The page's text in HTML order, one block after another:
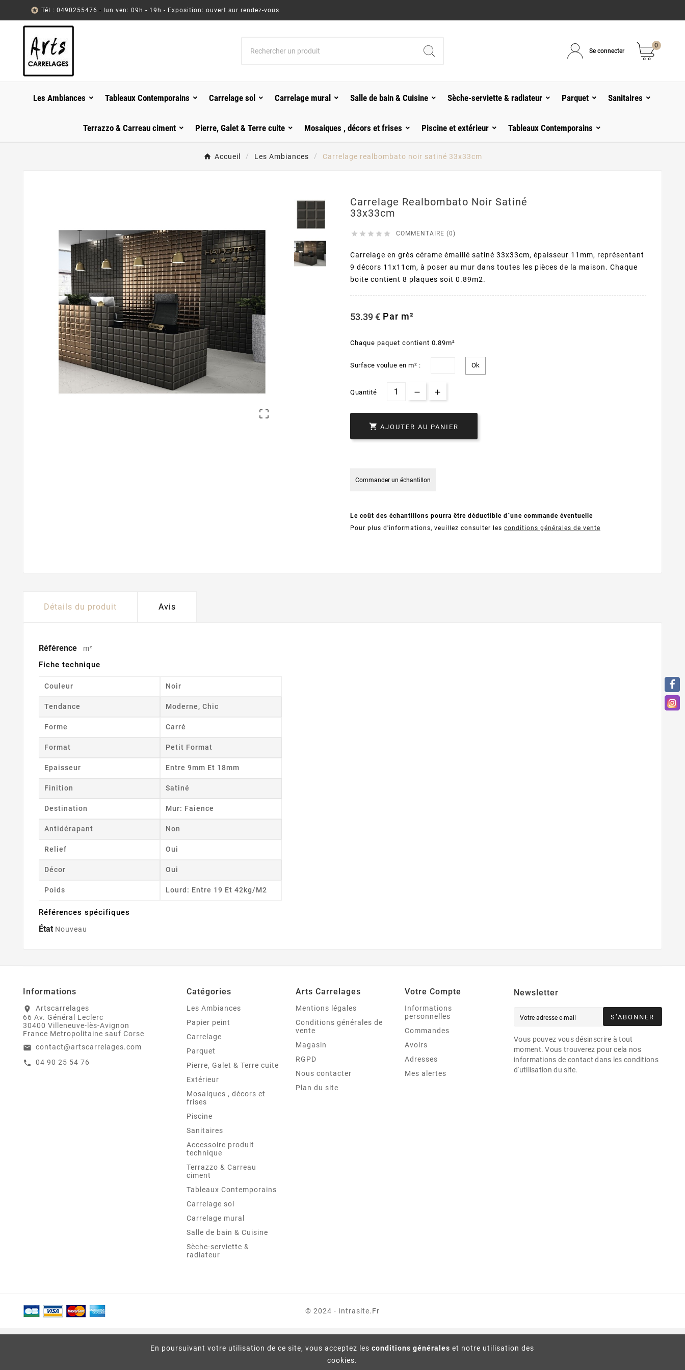
En poursuivant votre utilisation de ce site, vous acceptez lesconditions générales et notre utilisation des
cookies.
 Tél : 0490255476 - lun ven: 09h - 19h - Exposition: ouvert sur rendez-vous
Se connecter
0
Les Ambiances Tableaux Contemporains Carrelage sol Carrelage mural Salle de bain & Cuisine Sèche-serviette & radiateur Parquet Sanitaires
Terrazzo & Carreau ciment Pierre, Galet & Terre cuite Mosaiques , décors et frises Piscine et extérieur Tableaux Contemporains
Accueil Les Ambiances Carrelage realbombato noir satiné 33x33cm

Carrelage Realbombato Noir Satiné
33x33cm
     COMMENTAIRE (0)
Carrelage en grès cérame émaillé satiné 33x33cm, épaisseur 11mm, représentant
9 décors 11x11cm, à poser au mur dans toutes les pièces de la maison. Chaque
boite contient 8 plaques soit 0.89m2.
53.39 € Par m²
Chaque paquet contient 0.89m²
Surface voulue en m² :
Quantité
 AJOUTER AU PANIER
Commander un échantillon
Le coût des échantillons pourra être déductible d´une commande éventuelle
Pour plus d'informations, veuillez consulter les conditions générales de vente
Détails du produit Avis
Référence m²
Fiche technique
Couleur Noir
Tendance Moderne, Chic
Forme Carré
Format Petit Format
Epaisseur Entre 9mm Et 18mm
Finition Satiné
Destination Mur: Faience
Antidérapant Non
Relief Oui
Décor Oui
Poids Lourd: Entre 19 Et 42kg/m2
Références spécifiques
État Nouveau
Informations
location_on
Artscarrelages
66 Av. Général Leclerc
30400 Villeneuve-lès-Avignon
France Metropolitaine sauf Corse
email contact@artscarrelages.com
call 04 90 25 54 76
Catégories
Les Ambiances
Papier peint
Carrelage
Parquet
Pierre, Galet & Terre cuite
Extérieur
Mosaiques , décors et
frises
Piscine
Sanitaires
Accessoire produit
technique
Terrazzo & Carreau
ciment
Tableaux Contemporains
Carrelage sol
Carrelage mural
Salle de bain & Cuisine
Sèche-serviette &
radiateur
Arts Carrelages
Mentions légales
Conditions générales de
vente
Magasin
RGPD
Nous contacter
Plan du site
Votre Compte
Informations
personnelles
Commandes
Avoirs
Adresses
Mes alertes
Newsletter
S’ABONNER
Vous pouvez vous désinscrire à tout
moment. Vous trouverez pour cela nos
informations de contact dans les conditions
d'utilisation du site.
© 2024 - Intrasite.fr